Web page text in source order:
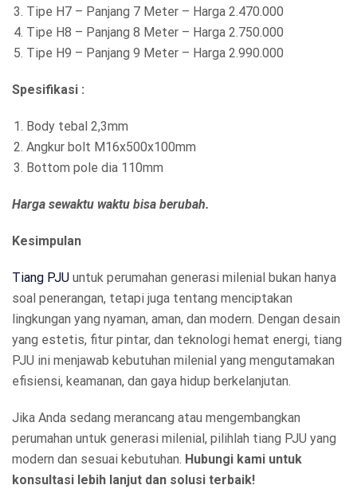
Tipe H7 – Panjang 7 Meter – Harga 2.470.000
Tipe H8 – Panjang 8 Meter – Harga 2.750.000
Tipe H9 – Panjang 9 Meter – Harga 2.990.000
Spesifikasi :
Body tebal 2,3mm
Angkur bolt M16x500x100mm
Bottom pole dia 110mm
Harga sewaktu waktu bisa berubah.
Kesimpulan
Tiang PJU untuk perumahan generasi milenial bukan hanya
soal penerangan, tetapi juga tentang menciptakan
lingkungan yang nyaman, aman, dan modern. Dengan desain
yang estetis, fitur pintar, dan teknologi hemat energi, tiang
PJU ini menjawab kebutuhan milenial yang mengutamakan
efisiensi, keamanan, dan gaya hidup berkelanjutan.
Jika Anda sedang merancang atau mengembangkan
perumahan untuk generasi milenial, pilihlah tiang PJU yang
modern dan sesuai kebutuhan. Hubungi kami untuk
konsultasi lebih lanjut dan solusi terbaik!